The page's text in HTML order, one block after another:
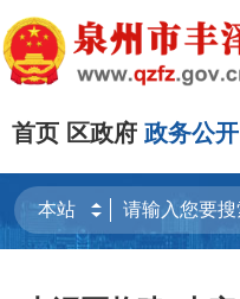
首页 区政府 政务公开